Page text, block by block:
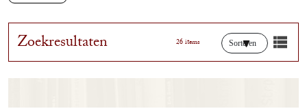
Zoekresultaten 26 items Sorteren